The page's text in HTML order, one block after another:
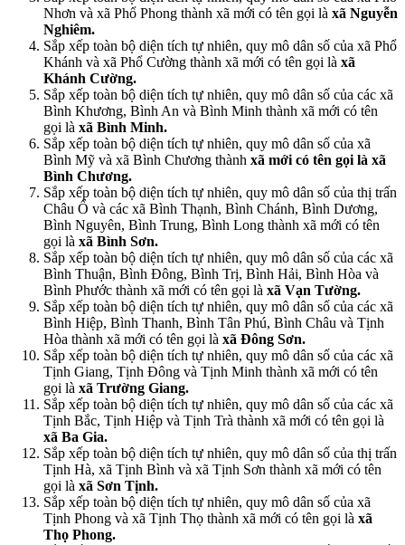
Nhơn và xã Phổ Phong thành xã mới có tên gọi là xã Nguyễn
Nghiêm.
Sắp xếp toàn bộ diện tích tự nhiên, quy mô dân số của xã Phổ
Khánh và xã Phổ Cường thành xã mới có tên gọi là xã
Khánh Cường.
Sắp xếp toàn bộ diện tích tự nhiên, quy mô dân số của các xã
Bình Khương, Bình An và Bình Minh thành xã mới có tên
gọi là xã Bình Minh.
Sắp xếp toàn bộ diện tích tự nhiên, quy mô dân số của xã
Bình Mỹ và xã Bình Chương thành xã mới có tên gọi là xã
Bình Chương.
Sắp xếp toàn bộ diện tích tự nhiên, quy mô dân số của thị trấn
Châu Ổ và các xã Bình Thạnh, Bình Chánh, Bình Dương,
Bình Nguyên, Bình Trung, Bình Long thành xã mới có tên
gọi là xã Bình Sơn.
Sắp xếp toàn bộ diện tích tự nhiên, quy mô dân số của các xã
Bình Thuận, Bình Đông, Bình Trị, Bình Hải, Bình Hòa và
Bình Phước thành xã mới có tên gọi là xã Vạn Tường.
Sắp xếp toàn bộ diện tích tự nhiên, quy mô dân số của các xã
Bình Hiệp, Bình Thanh, Bình Tân Phú, Bình Châu và Tịnh
Hòa thành xã mới có tên gọi là xã Đông Sơn.
Sắp xếp toàn bộ diện tích tự nhiên, quy mô dân số của các xã
Tịnh Giang, Tịnh Đông và Tịnh Minh thành xã mới có tên
gọi là xã Trường Giang.
Sắp xếp toàn bộ diện tích tự nhiên, quy mô dân số của các xã
Tịnh Bắc, Tịnh Hiệp và Tịnh Trà thành xã mới có tên gọi là
xã Ba Gia.
Sắp xếp toàn bộ diện tích tự nhiên, quy mô dân số của thị trấn
Tịnh Hà, xã Tịnh Bình và xã Tịnh Sơn thành xã mới có tên
gọi là xã Sơn Tịnh.
Sắp xếp toàn bộ diện tích tự nhiên, quy mô dân số của xã
Tịnh Phong và xã Tịnh Thọ thành xã mới có tên gọi là xã
Thọ Phong.